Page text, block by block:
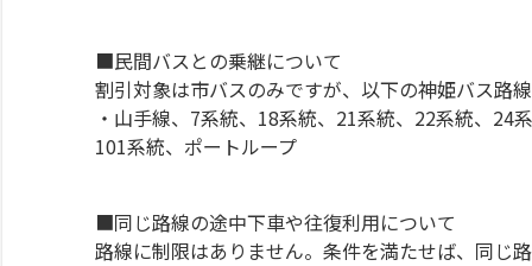
■民間バスとの乗継について
割引対象は市バスのみですが、以下の神姫バス路
・山手線、7系統、18系統、21系統、22系統、
101系統、ポートループ
■同じ路線の途中下車や往復利用について
路線に制限はありません。条件を満たせば、同じ